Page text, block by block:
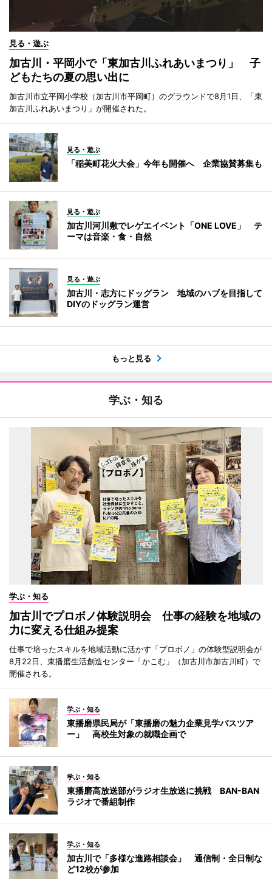
見る・遊ぶ
加古川・平岡小で「東加古川ふれあいまつり」 子
どもたちの夏の思い出に
加古川市立平岡小学校（加古川市平岡町）のグラウンドで8月1日、「東
加古川ふれあいまつり」が開催された。
見る・遊ぶ
「稲美町花火大会」今年も開催へ 企業協賛募集も
見る・遊ぶ
加古川河川敷でレゲエイベント「ONE LOVE」 テ
ーマは音楽・食・自然
見る・遊ぶ
加古川・志方にドッグラン 地域のハブを目指して
DIYのドッグラン運営
もっと見る
学ぶ・知る
学ぶ・知る
加古川でプロボノ体験説明会 仕事の経験を地域の
力に変える仕組み提案
仕事で培ったスキルを地域活動に活かす「プロボノ」の体験型説明会が
8月22日、東播磨生活創造センター「かこむ」（加古川市加古川町）で
開催される。
学ぶ・知る
東播磨県民局が「東播磨の魅力企業見学バスツア
ー」 高校生対象の就職企画で
学ぶ・知る
東播磨高放送部がラジオ生放送に挑戦 BAN-BAN
ラジオで番組制作
学ぶ・知る
加古川で「多様な進路相談会」 通信制・全日制な
ど12校が参加